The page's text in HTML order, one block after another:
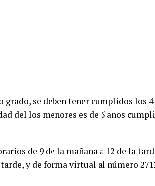
grado, se deben tener cumplidos los
del los menores es de 5 años
de 9 de la mañana a 12 de la
y de forma virtual al número